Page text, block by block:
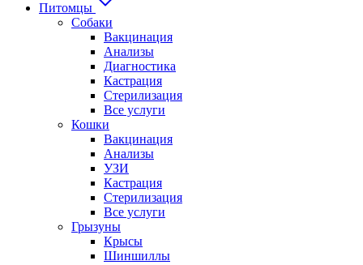
Питомцы
Собаки
Вакцинация
Анализы
Диагностика
Кастрация
Стерилизация
Все услуги
Кошки
Вакцинация
Анализы
УЗИ
Кастрация
Стерилизация
Все услуги
Грызуны
Крысы
Шиншиллы